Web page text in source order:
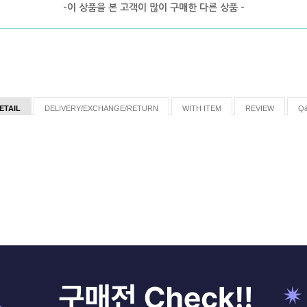
-이 상품을 본 고객이 많이 구매한 다른 상품 -
DELIVERY/EXCHANGE/RETURN WITH ITEM REVIEW